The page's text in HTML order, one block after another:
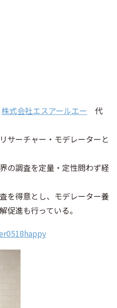
株式会社エスアールエー 代
サーチャー・モデレーターと
の調査を定量・定性問わず経
を得意とし、モデレーター養
促進も行っている。